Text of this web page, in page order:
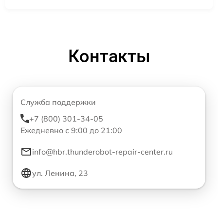
Контакты
Служба поддержки
+7 (800) 301-34-05
Ежедневно с 9:00 до 21:00
info@hbr.thunderobot-repair-center.ru
ул. Ленина, 23